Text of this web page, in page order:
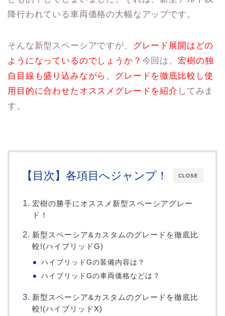
降行われている車両価格の大幅なアップです。
そんな新型スペーシアですが、
グレード展開はどの
ようになっているのでしょうか？ 今回は、 宏樹の独
自目線も盛り込みながら、グレードを徹底比較し使
用目的に合わせたオススメグレードを紹介 してみま
す。
CLOSE
【目次】各項目へジャンプ！
宏樹の勝手にオススメ新型スペーシアグレー
ド！
新型スペーシア&カスタムのグレードを徹底比
較!(ハイブリッドG)
ハイブリッドGの装備内容は？
ハイブリッドGの車両価格などは？
新型スペーシア&カスタムのグレードを徹底比
較!(ハイブリッドX)